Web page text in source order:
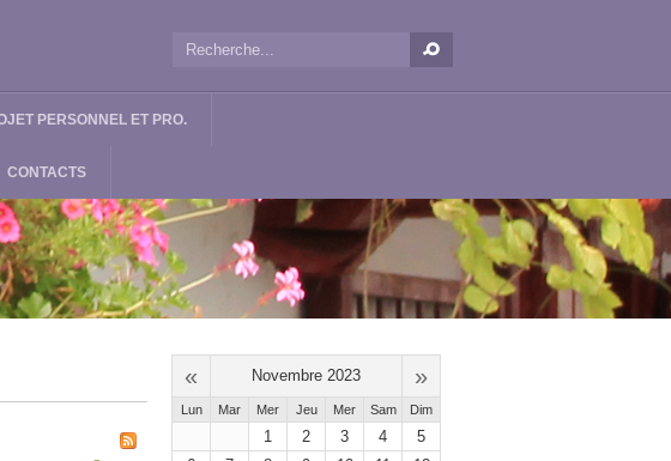
PERSONNEL ET PRO.
CONTACTS
« Novembre 2023 »
Lun Mar Mer Jeu Mer Sam Dim
1 2 3 4
5